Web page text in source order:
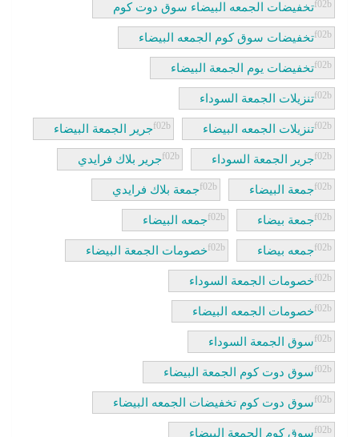
تخفيضات الجمعه البيضاء سوق دوت كوم
تخفيضات سوق كوم الجمعه البيضاء
تخفيضات يوم الجمعة البيضاء
تنزيلات الجمعة السوداء
تنزيلات الجمعه البيضاء جرير الجمعة البيضاء
جرير الجمعة السوداء جرير بلاك فرايدي
جمعة البيضاء جمعة بلاك فرايدي
جمعة بيضاء جمعه البيضاء
جمعه بيضاء خصومات الجمعة البيضاء
خصومات الجمعة السوداء
خصومات الجمعه البيضاء
سوق الجمعة السوداء
سوق دوت كوم الجمعة البيضاء
سوق دوت كوم تخفيضات الجمعه البيضاء
سوق كوم الجمعة البيضاء